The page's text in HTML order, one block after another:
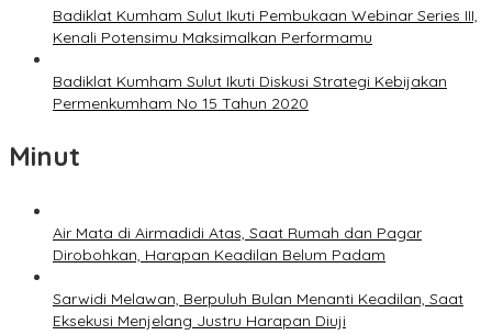
Badiklat Kumham Sulut Ikuti Pembukaan Webinar Series III,
Kenali Potensimu Maksimalkan Performamu
Badiklat Kumham Sulut Ikuti Diskusi Strategi Kebijakan
Permenkumham No 15 Tahun 2020
Minut
Air Mata di Airmadidi Atas, Saat Rumah dan Pagar
Dirobohkan, Harapan Keadilan Belum Padam
Sarwidi Melawan, Berpuluh Bulan Menanti Keadilan, Saat
Eksekusi Menjelang Justru Harapan Diuji